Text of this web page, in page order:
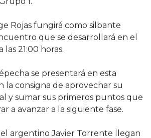
Rojas fungirá como silbante
que se desarrollará en el
las 21:00 horas.
se presentará en esta
la consigna de aprovechar su
y sumar sus primeros puntos que
a avanzar a la siguiente fase.
el argentino Javier Torrente llegan